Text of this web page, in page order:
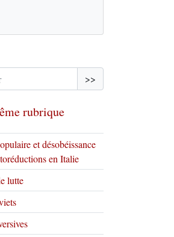
>>
rubrique
et désobéissance
en Italie
lutte